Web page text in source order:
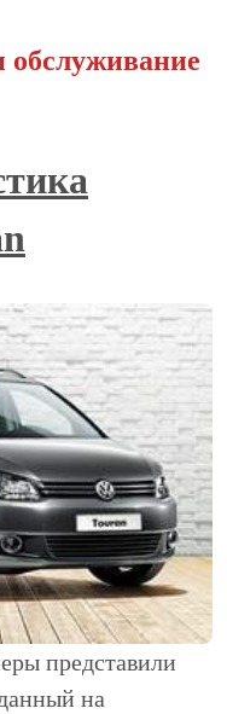
обслуживание
представили
на